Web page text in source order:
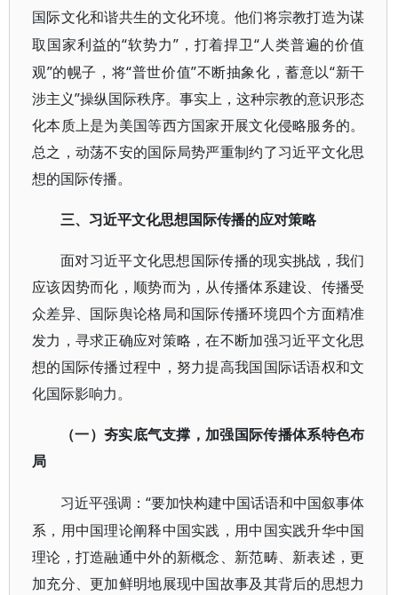
国际文化和谐共生的文化环境。他们将宗教打造为谋
取国家利益的“软势力”，打着捍卫“人类普遍的价值
观”的幌子，将“普世价值”不断抽象化，蓄意以“新干
涉主义”操纵国际秩序。事实上，这种宗教的意识形态
化本质上是为美国等西方国家开展文化侵略服务的。
总之，动荡不安的国际局势严重制约了习近平文化思
想的国际传播。
三、 习近平文化思想国际传播的应对策略
面对习近平文化思想国际传播的现实挑战，我们
应该因势而化，顺势而为，从传播体系建设、传播受
众差异、国际舆论格局和国际传播环境四个方面精准
发力，寻求正确应对策略，在不断加强习近平文化思
想的国际传播过程中，努力提高我国国际话语权和文
化国际影响力。
（一）夯实底气支撑，加强国际传播体系特色布
局
习近平强调：“要加快构建中国话语和中国叙事体
系，用中国理论阐释中国实践，用中国实践升华中国
理论，打造融通中外的新概念、新范畴、新表述，更
加充分、更加鲜明地展现中国故事及其背后的思想力